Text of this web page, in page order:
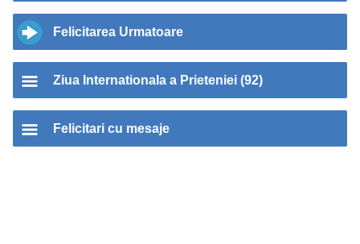
Felicitarea Urmatoare
Ziua Internationala a Prieteniei (92)
Felicitari cu mesaje